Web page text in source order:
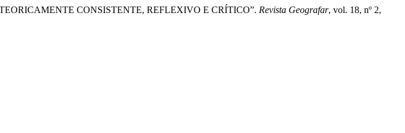
CONSISTENTE, REFLEXIVO E CRÍTICO”. Revista Geografar, vol. 18, nº 2,